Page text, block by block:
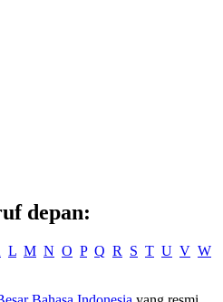
depan:
L M N O P Q R S T U V W